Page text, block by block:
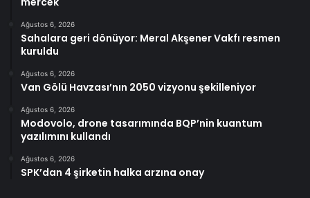
Ağustos 6, 2026
Sahalara geri dönüyor: Meral Akşener Vakfı resmen
kuruldu
Ağustos 6, 2026
Van Gölü Havzası’nın 2050 vizyonu şekilleniyor
Ağustos 6, 2026
Modovolo, drone tasarımında BQP’nin kuantum
yazılımını kullandı
Ağustos 6, 2026
SPK’dan 4 şirketin halka arzına onay